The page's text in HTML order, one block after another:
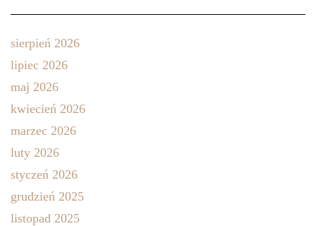
sierpień 2026
lipiec 2026
maj 2026
kwiecień 2026
marzec 2026
luty 2026
styczeń 2026
grudzień 2025
listopad 2025